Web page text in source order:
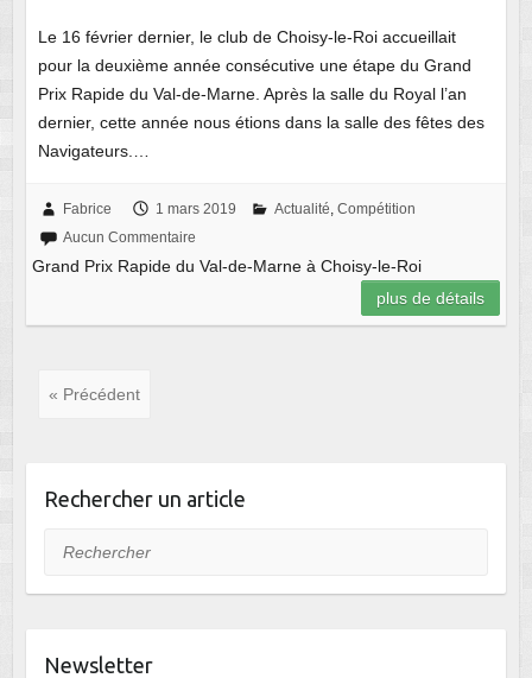
Le 16 février dernier, le club de Choisy-le-Roi accueillait
pour la deuxième année consécutive une étape du Grand
Prix Rapide du Val-de-Marne. Après la salle du Royal l’an
dernier, cette année nous étions dans la salle des fêtes des
Navigateurs.…
Fabrice 1 mars 2019 Actualité, Compétition
Aucun Commentaire
Grand Prix Rapide du Val-de-Marne à Choisy-le-Roi
plus de détails
« Précédent
Rechercher un article
Rechercher
Newsletter